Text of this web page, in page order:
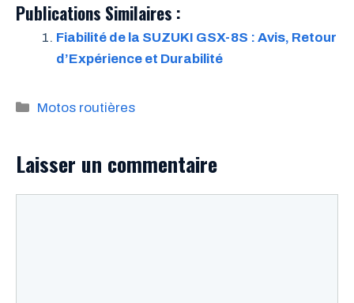
Publications Similaires :
Fiabilité de la SUZUKI GSX-8S : Avis, Retour
d’Expérience et Durabilité
Catégories
Motos routières
Laisser un commentaire